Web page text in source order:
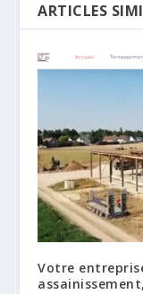
ARTICLES
Votre